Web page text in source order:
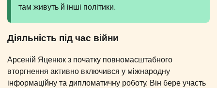
там живуть й інші політики.
Діяльність під час війни
Арсеній Яценюк з початку повномасштабного
вторгнення активно включився у міжнародну
інформаційну та дипломатичну роботу. Він бере участь